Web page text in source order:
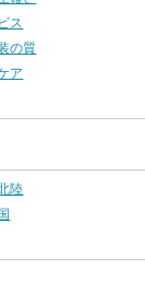
ス
の質
ア
陸